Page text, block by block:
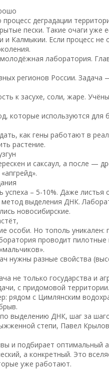
деградации
пески. Такие очаги уже
Калмыкии. Если процесс не
лаборатория.
регионов России.
к засухе, соли, жаре.
которые используются для
как гены работают в
растение.
и саксаул, а после —
– 5-10%. Даже листья
выделения ДНК.
новосибирские.
особи. Но тополь уникален:
проводит пилотные
нужны разные свойства
не только государства и
с придомовой
рядом с Цимлянским
выделению ДНК, шаг за
степи, Павел
и подбирает оптимальный
а конкретный. Это
уже работают.